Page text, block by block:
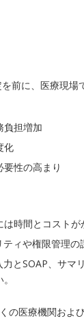
前に、医療現場
負担増加
化
性の高まり
時間とコストが
ィや権限管理の
とSOAP、サマ
の医療機関およ